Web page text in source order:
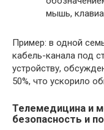
мышь,
Пример: в одной
кабель-канала под
устройству,
50%, что ускорило
Телемедицина и
безопасность и